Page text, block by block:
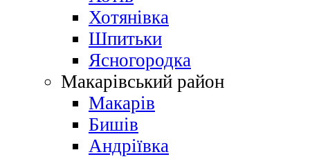
Хотянівка
Шпитьки
Ясногородка
Макарівський район
Макарів
Бишів
Андріївка